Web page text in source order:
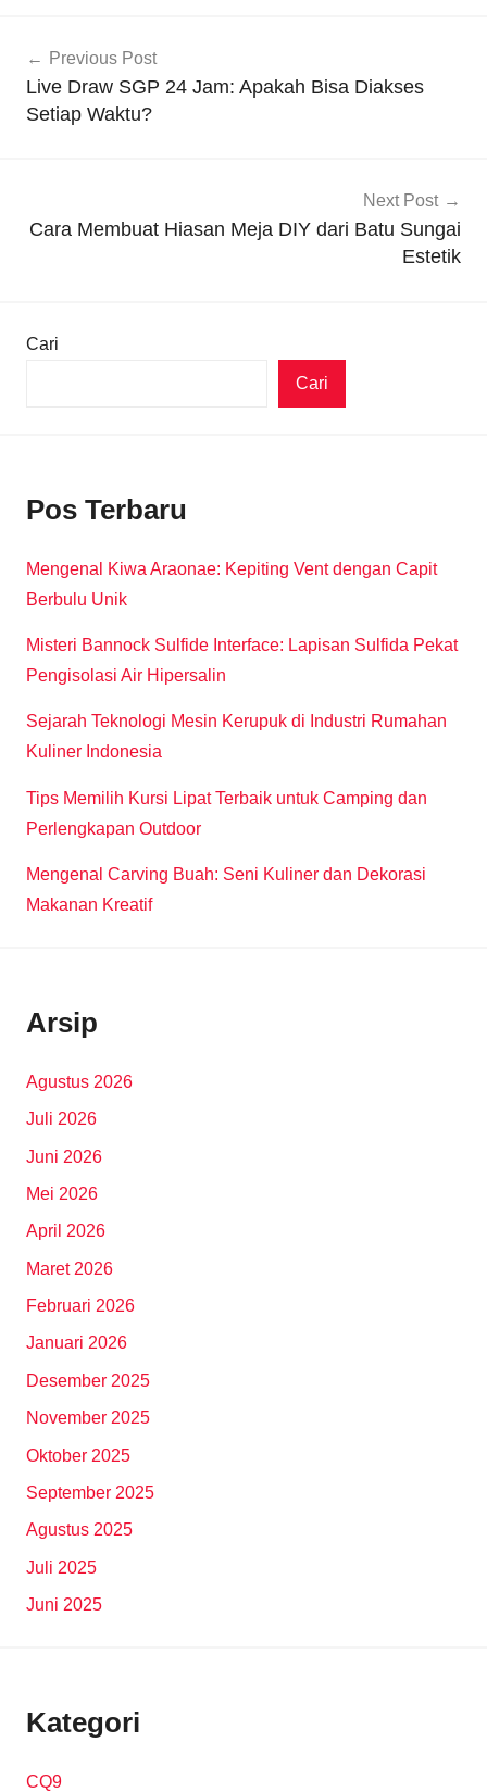
pos
Previous Post
Live Draw SGP 24 Jam: Apakah Bisa Diakses
Setiap Waktu?
Next Post
Cara Membuat Hiasan Meja DIY dari Batu Sungai
Estetik
Cari
Cari
Pos Terbaru
Mengenal Kiwa Araonae: Kepiting Vent dengan Capit
Berbulu Unik
Misteri Bannock Sulfide Interface: Lapisan Sulfida Pekat
Pengisolasi Air Hipersalin
Sejarah Teknologi Mesin Kerupuk di Industri Rumahan
Kuliner Indonesia
Tips Memilih Kursi Lipat Terbaik untuk Camping dan
Perlengkapan Outdoor
Mengenal Carving Buah: Seni Kuliner dan Dekorasi
Makanan Kreatif
Arsip
Agustus 2026
Juli 2026
Juni 2026
Mei 2026
April 2026
Maret 2026
Februari 2026
Januari 2026
Desember 2025
November 2025
Oktober 2025
September 2025
Agustus 2025
Juli 2025
Juni 2025
Kategori
CQ9